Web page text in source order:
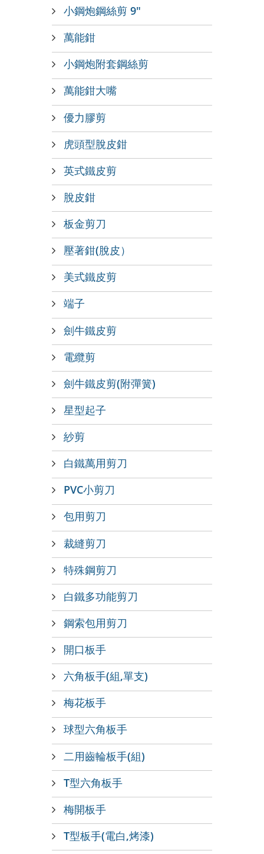
小鋼炮鋼絲剪 9"
萬能鉗
小鋼炮附套鋼絲剪
萬能鉗大嘴
優力膠剪
虎頭型脫皮鉗
英式鐵皮剪
脫皮鉗
板金剪刀
壓著鉗(脫皮）
美式鐵皮剪
端子
劍牛鐵皮剪
電纜剪
劍牛鐵皮剪(附彈簧)
星型起子
紗剪
白鐵萬用剪刀
PVC小剪刀
包用剪刀
裁縫剪刀
特殊鋼剪刀
白鐵多功能剪刀
鋼索包用剪刀
開口板手
六角板手(組,單支)
梅花板手
球型六角板手
二用齒輪板手(組)
T型六角板手
梅開板手
T型板手(電白,烤漆)